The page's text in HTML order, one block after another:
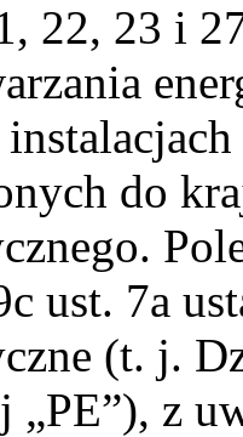
22, 23 i
do
ust. 7a
(t. j.
„PE”), z